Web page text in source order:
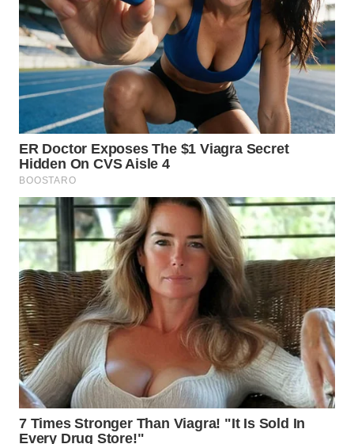
TAPANULI
SELATAN
WN
TANJUNG
LESUNG
WN
KARO
WN
SIMALUNGUN
WN
LABUHANBATU
WN
TAPANULI
TENGAH
WN DELI
SERDANG